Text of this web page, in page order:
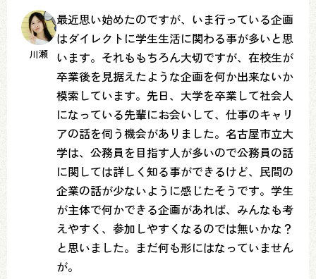
川瀬
最近思い始めたのですが、いま行っている企画
はダイレクトに学生生活に関わる事が多いと思
います。それももちろん大切ですが、在校生が
卒業後を見据えたような企画を何か出来ないか
模索しています。先日、大学を卒業して社会人
になっている先輩にお会いして、仕事のキャリ
アの話を伺う機会がありました。名古屋市立大
学は、公務員を目指す人が多いので公務員の話
に関しては詳しく知る事ができるけど、民間の
企業の話が少ないように感じたそうです。学生
が主体で何かできる企画があれば、みんなも考
えやすく、参加しやすくなるのでは無いかな？
と思いました。まだ何も形にはなっていません
が。